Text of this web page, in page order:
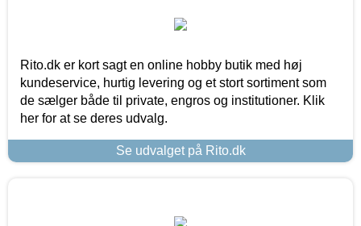
Rito.dk er kort sagt en online hobby butik med høj
kundeservice, hurtig levering og et stort sortiment som
de sælger både til private, engros og institutioner. Klik
her for at se deres udvalg.
Se udvalget på Rito.dk